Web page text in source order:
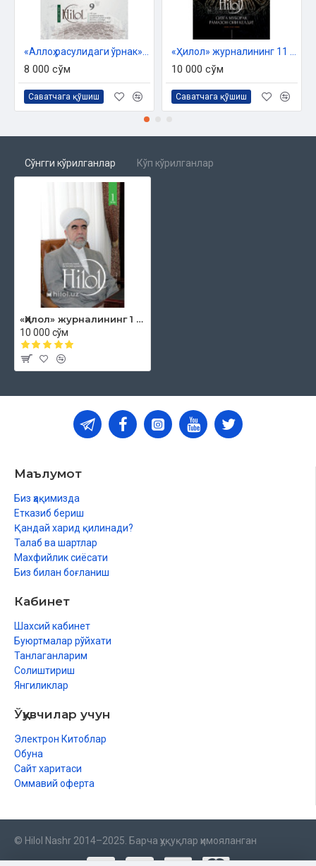
ТАВСИЯ Тартиб билан ўқиш мақсадга мувофиқ
ЭЪТИРОФ Китобларга сингган умр
ХОТИРА Ну кишига ўхшашини кўрмаганман
8 000 сўм
Саватчага қўшиш
10 000 сўм
Саватчага қўшиш
Сўнгги кўрилганлар Кўп кўрилганлар
«Ҳилол» журналининг 1 (70)-сони
10 000 сўм
Маълумот
Биз ҳақимизда
Етказиб бериш
Қандай харид қилинади?
Талаб ва шартлар
Махфийлик сиёсати
Биз билан боғланиш
Кабинет
Шахсий кабинет
Буюртмалар рўйхати
Танлаганларим
Солиштириш
Янгиликлар
Ўқувчилар учун
Электрон Китоблар
Обуна
Сайт харитаси
Оммавий оферта
© Hilol Nashr 2014–2025. Барча ҳуқуқлар ҳимояланган